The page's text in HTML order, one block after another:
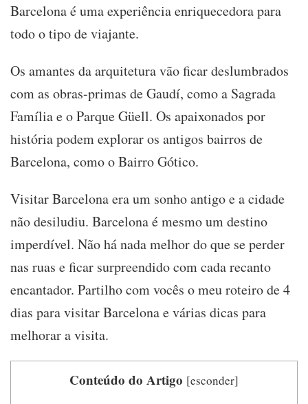
Barcelona é uma experiência enriquecedora para
todo o tipo de viajante.
Os amantes da arquitetura vão ficar deslumbrados
com as obras-primas de Gaudí, como a Sagrada
Família e o Parque Güell. Os apaixonados por
história podem explorar os antigos bairros de
Barcelona, como o Bairro Gótico.
Visitar Barcelona era um sonho antigo e a cidade
não desiludiu. Barcelona é mesmo um destino
imperdível. Não há nada melhor do que se perder
nas ruas e ficar surpreendido com cada recanto
encantador. Partilho com vocês o meu roteiro de 4
dias para visitar Barcelona e várias dicas para
melhorar a visita.
Conteúdo do Artigo [esconder]